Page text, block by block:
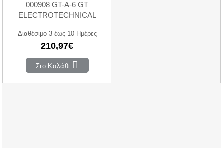
000908 GT-A-6 GT
ELECTROTECHNICAL
Διαθέσιμο 3 έως 10 Ημέρες
210,97€
Στο Καλάθι